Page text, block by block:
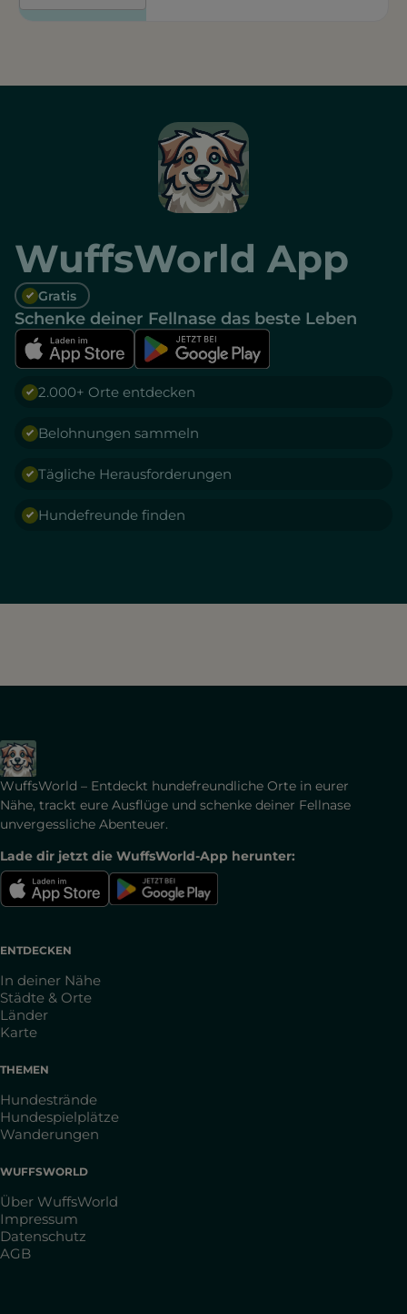
WuffsWorld App
Gratis
Schenke deiner Fellnase das beste Leben
2.000+ Orte entdecken
Belohnungen sammeln
Tägliche Herausforderungen
Hundefreunde finden
WuffsWorld – Entdeckt hundefreundliche Orte in eurer
Nähe, trackt eure Ausflüge und schenke deiner Fellnase
unvergessliche Abenteuer.
Lade dir jetzt die WuffsWorld-App herunter:
ENTDECKEN
In deiner Nähe
Städte & Orte
Länder
Karte
THEMEN
Hundestrände
Hundespielplätze
Wanderungen
WUFFSWORLD
Über WuffsWorld
Impressum
Datenschutz
AGB